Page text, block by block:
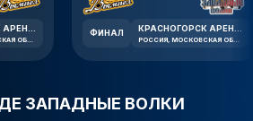
ФИНАЛ
ЗАПАДНЫЕ ВОЛКИ